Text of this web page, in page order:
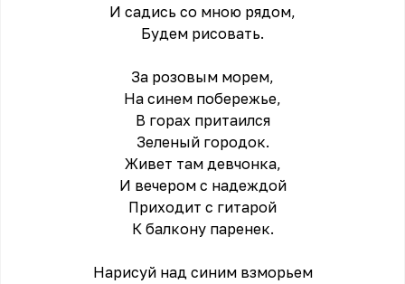
И садись со мною рядом,
Будем рисовать.
За розовым морем,
На синем побережье,
В горах притаился
Зеленый городок.
Живет там девчонка,
И вечером с надеждой
Приходит с гитарой
К балкону паренек.
Нарисуй над синим взморьем